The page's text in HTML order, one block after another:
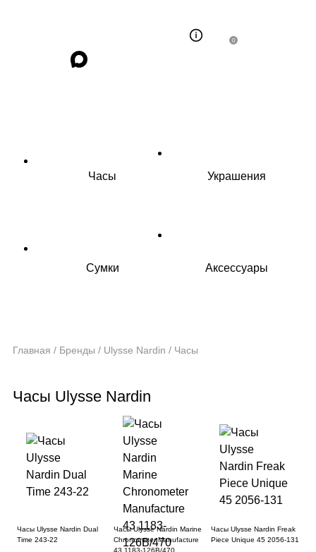
0
Часы Украшения
Сумки Аксессуары
Главная / Бренды / Ulysse Nardin / Часы
Часы Ulysse Nardin
Часы Ulysse Nardin Dual
Time 243-22
Часы Ulysse Nardin Marine
Chronometer Manufacture
43 1183-126B/470
Часы Ulysse Nardin Freak
Piece Unique 45 2056-131